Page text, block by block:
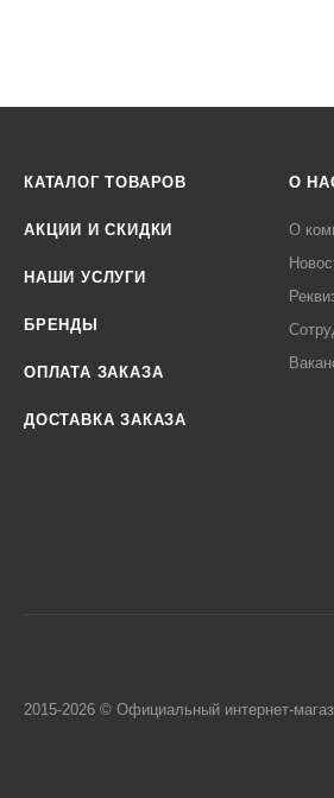
КАТАЛОГ ТОВАРОВ
АКЦИИ И СКИДКИ
НАШИ УСЛУГИ
БРЕНДЫ
ОПЛАТА ЗАКАЗА
ДОСТАВКА ЗАКАЗА
О
О
2015-2026 © Официальный интернет-